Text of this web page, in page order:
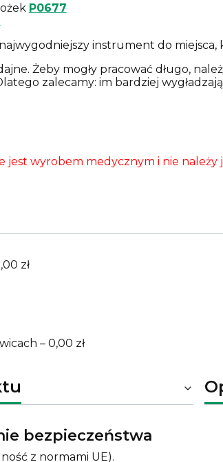
P0677
instrument do miejsca,
Żeby mogły pracować długo,
zalecamy: im bardziej
jest wyrobem medycznym i nie należy
zł
– 0,00 zł
bezpieczeństwa
z normami UE).